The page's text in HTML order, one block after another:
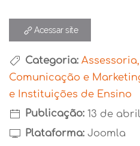
Acessar site
Categoria:
Comunicação e
e Instituições de Ensino
Publicação: 13 de
Plataforma: Joomla